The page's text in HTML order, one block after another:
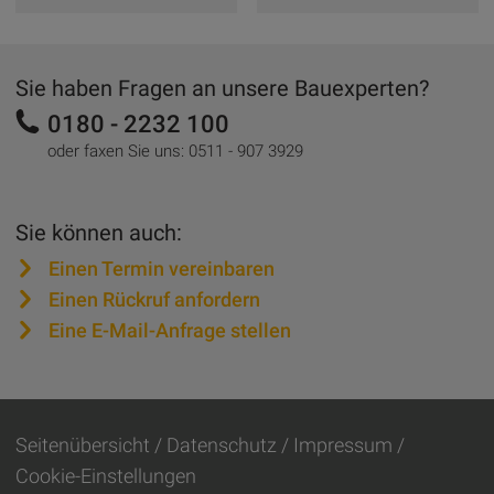
Bauindustrieverband
Hessen-Thüringen
Verband
Sie haben Fragen an unsere Bauexperten?
0180 - 2232 100
oder faxen Sie uns: 0511 - 907 3929
Sie können auch:
Einen Termin vereinbaren
Einen Rückruf anfordern
Eine E-Mail-Anfrage stellen
Seitenübersicht Datenschutz
Impressum
Cookie-Einstellungen